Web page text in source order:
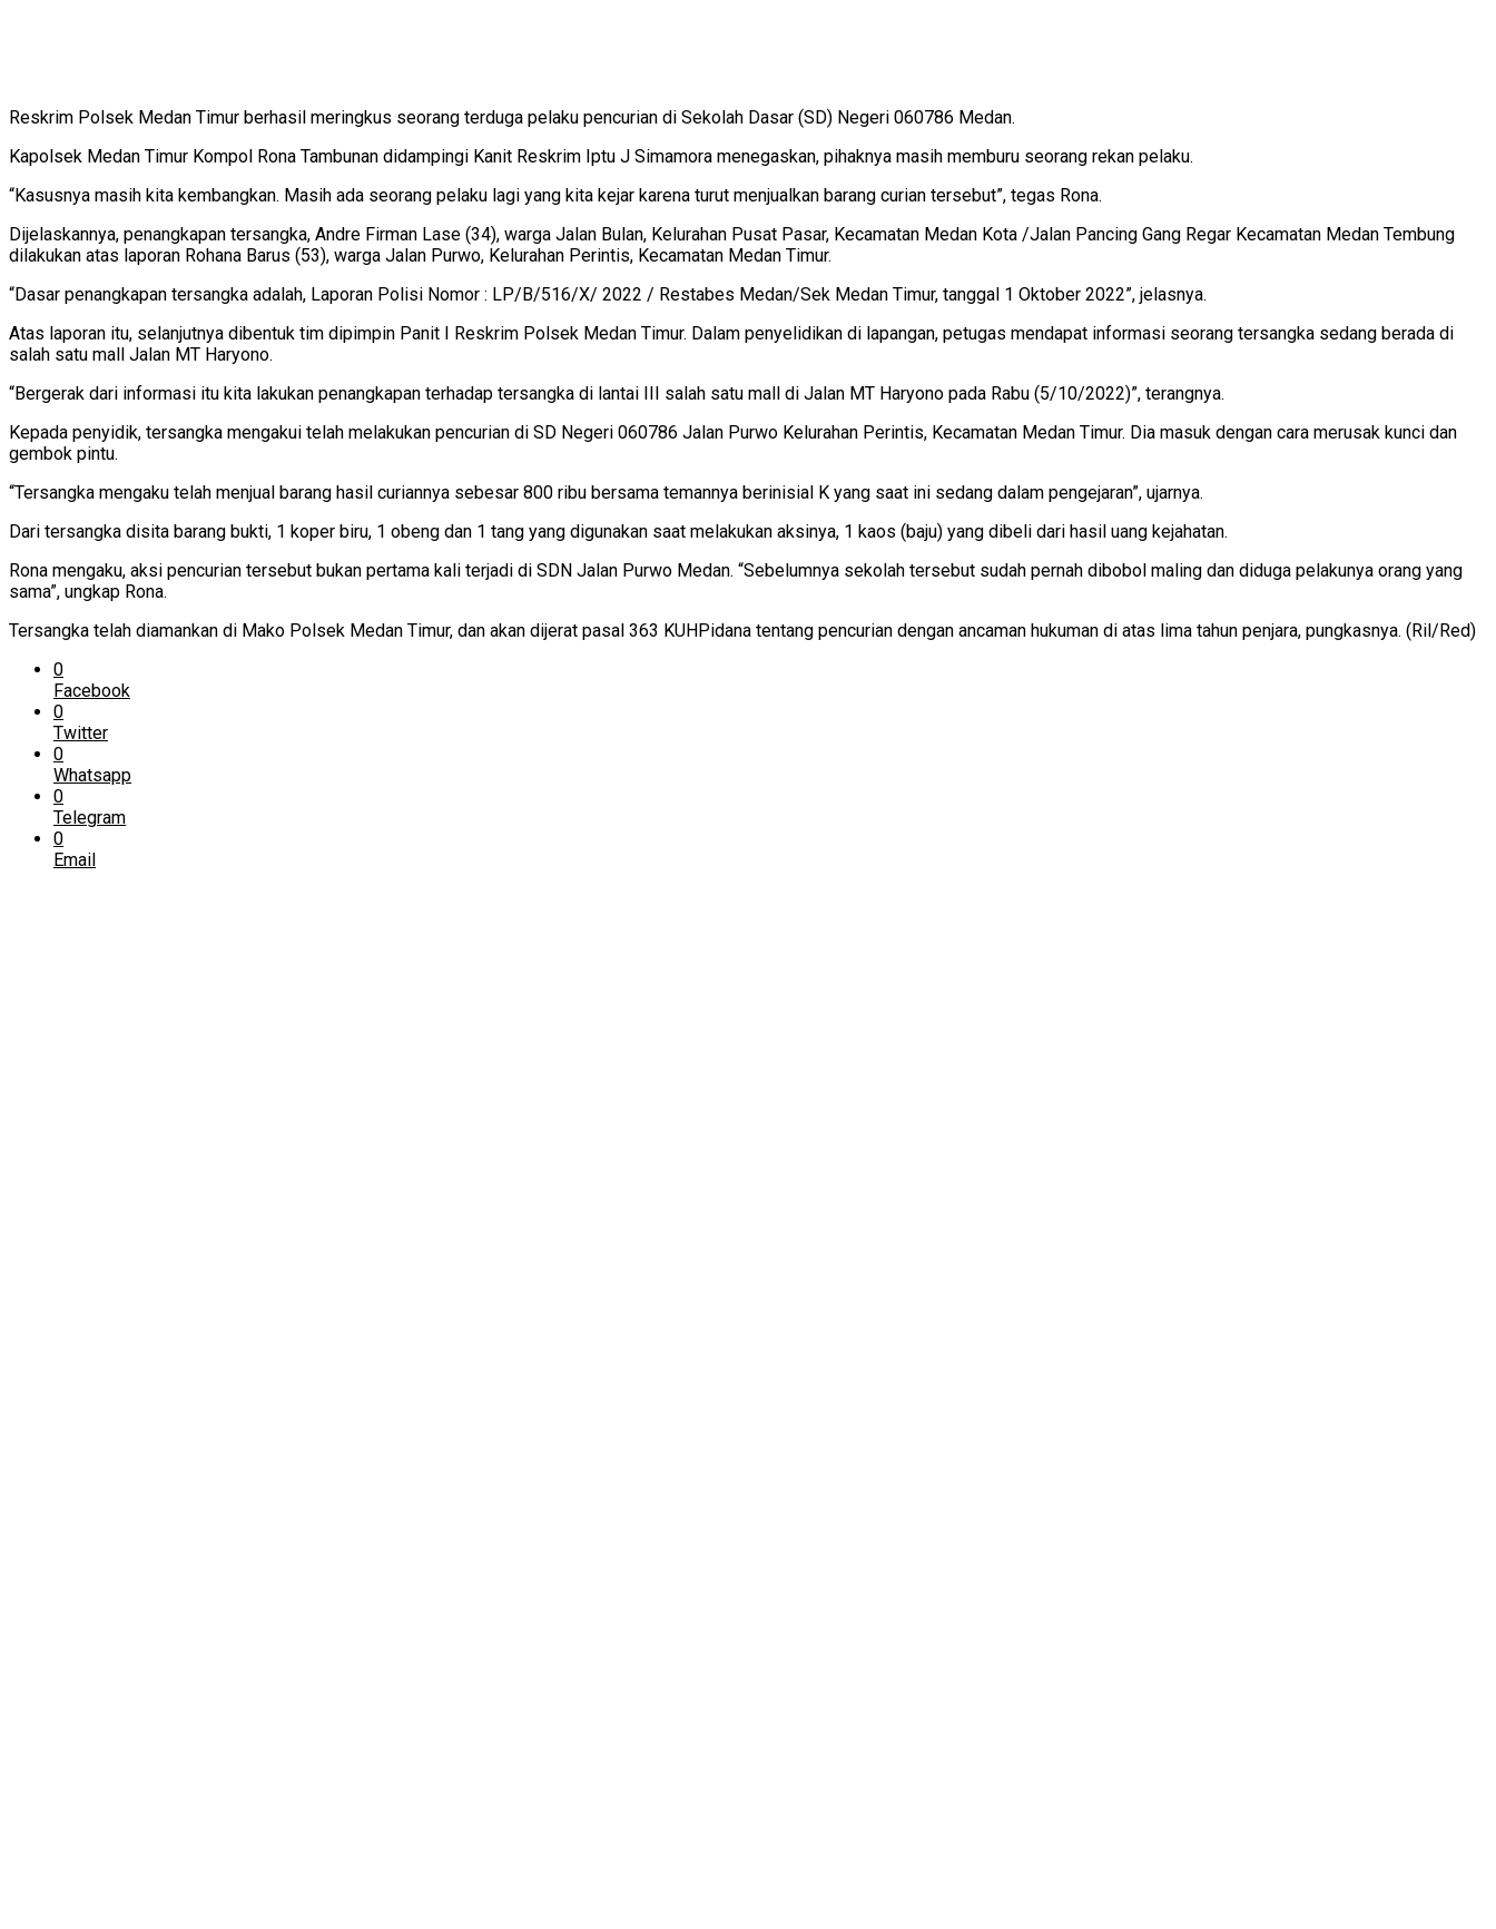
Reskrim Polsek Medan Timur berhasil meringkus seorang terduga pelaku pencurian di Sekolah Dasar (SD) Negeri 060786 Medan.
Kapolsek Medan Timur Kompol Rona Tambunan didampingi Kanit Reskrim Iptu J Simamora menegaskan, pihaknya masih memburu seorang rekan pelaku.
“Kasusnya masih kita kembangkan. Masih ada seorang pelaku lagi yang kita kejar karena turut menjualkan barang curian tersebut”, tegas Rona.
Dijelaskannya, penangkapan tersangka, Andre Firman Lase (34), warga Jalan Bulan, Kelurahan Pusat Pasar, Kecamatan Medan Kota /Jalan Pancing Gang Regar Kecamatan Medan Tembung
dilakukan atas laporan Rohana Barus (53), warga Jalan Purwo, Kelurahan Perintis, Kecamatan Medan Timur.
“Dasar penangkapan tersangka adalah, Laporan Polisi Nomor : LP/B/516/X/ 2022 / Restabes Medan/Sek Medan Timur, tanggal 1 Oktober 2022”, jelasnya.
Atas laporan itu, selanjutnya dibentuk tim dipimpin Panit I Reskrim Polsek Medan Timur. Dalam penyelidikan di lapangan, petugas mendapat informasi seorang tersangka sedang berada di
salah satu mall Jalan MT Haryono.
“Bergerak dari informasi itu kita lakukan penangkapan terhadap tersangka di lantai III salah satu mall di Jalan MT Haryono pada Rabu (5/10/2022)”, terangnya.
Kepada penyidik, tersangka mengakui telah melakukan pencurian di SD Negeri 060786 Jalan Purwo Kelurahan Perintis, Kecamatan Medan Timur. Dia masuk dengan cara merusak kunci dan
gembok pintu.
“Tersangka mengaku telah menjual barang hasil curiannya sebesar 800 ribu bersama temannya berinisial K yang saat ini sedang dalam pengejaran”, ujarnya.
Dari tersangka disita barang bukti, 1 koper biru, 1 obeng dan 1 tang yang digunakan saat melakukan aksinya, 1 kaos (baju) yang dibeli dari hasil uang kejahatan.
Rona mengaku, aksi pencurian tersebut bukan pertama kali terjadi di SDN Jalan Purwo Medan. “Sebelumnya sekolah tersebut sudah pernah dibobol maling dan diduga pelakunya orang yang
sama”, ungkap Rona.
Tersangka telah diamankan di Mako Polsek Medan Timur, dan akan dijerat pasal 363 KUHPidana tentang pencurian dengan ancaman hukuman di atas lima tahun penjara, pungkasnya. (Ril/Red)
0
Facebook
0
Twitter
0
Whatsapp
0
Telegram
0
Email